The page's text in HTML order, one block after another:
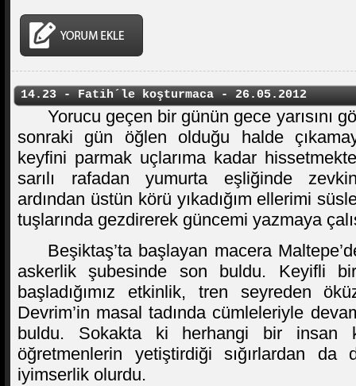
14.23 - Fatih´le koşturmaca - 26.05.2012
Yorucu geçen bir günün gece yarısını
sonraki gün öğlen olduğu halde
keyfini parmak uçlarıma kadar
sarılı rafadan yumurta eşliğinde
ardından üstün körü yıkadığım ellerimi
tuşlarında gezdirerek güncemi yazmaya
Beşiktaş’ta başlayan macera
askerlik şubesinde son buldu. Keyifli
başladığımız etkinlik, tren seyreden
Devrim’in masal tadında cümleleriyle
buldu. Sokakta ki herhangi bir insan
öğretmenlerin yetiştirdiği sığırlardan da
iyimserlik olurdu.